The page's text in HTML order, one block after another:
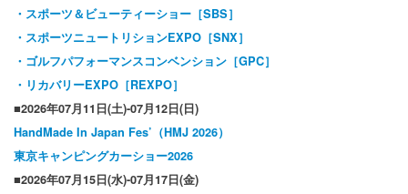
・スポーツ＆ビューティーショー［SBS］
・スポーツニュートリションEXPO［SNX］
・ゴルフパフォーマンスコンベンション［GPC］
・リカバリーEXPO［REXPO］
■2026年07月11日(土)-07月12日(日)
HandMade In Japan Fes’（HMJ 2026）
東京キャンピングカーショー2026
■2026年07月15日(水)-07月17日(金)